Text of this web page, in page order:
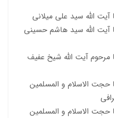
آیت الله سيد علي ميلاني
آيت الله سید هاشم حسینی
مرحوم آيت الله شيخ عفيف
حجت الاسلام و المسلمین
حجت الاسلام و المسلمین